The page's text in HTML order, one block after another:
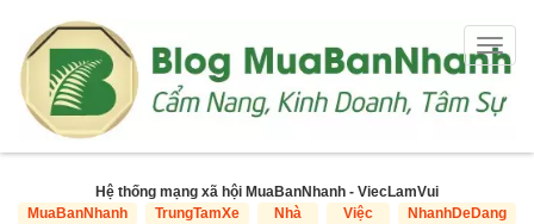
Hệ thống mạng xã hội MuaBanNhanh - ViecLamVui
MuaBanNhanh
TrungTamXe
Nhà
Việc
NhanhDeDang